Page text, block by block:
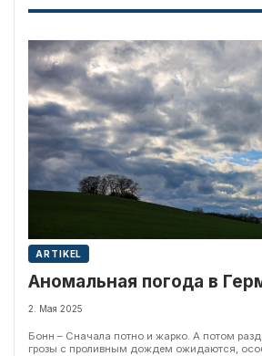
ARTIKEL
Аномальная погода в
2. Мая 2025
Бонн – Сначала потно и жарко. А потом
грозы с проливным дождем ожидаются,